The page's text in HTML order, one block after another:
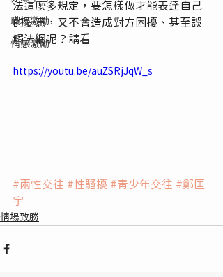
職場激勵
情感激勵
法這麼多規定，要怎樣做才能表達自己
的愛意，又不會造成對方困擾、甚至誤
觸法網呢？請看
https://youtu.be/auZSRjJqW_s
#兩性交往 #性騷擾 #青少年交往 #鄭匡
宇
情場致勝